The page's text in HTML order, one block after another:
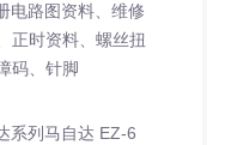
电路图资料、维修
正时资料、螺丝扭
码、针脚
系列马自达 EZ-6